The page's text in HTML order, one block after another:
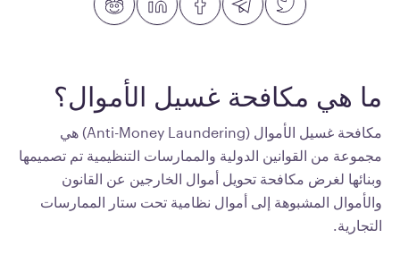
ما هي مكافحة غسيل الأموال؟
مكافحة غسيل الأموال (Anti-Money Laundering) هي
مجموعة من القوانين الدولية والممارسات التنظيمية تم تصميمها
وبنائها لغرض مكافحة تحويل أموال الخارجين عن القانون
والأموال المشبوهة إلى أموال نظامية تحت ستار الممارسات
التجارية.